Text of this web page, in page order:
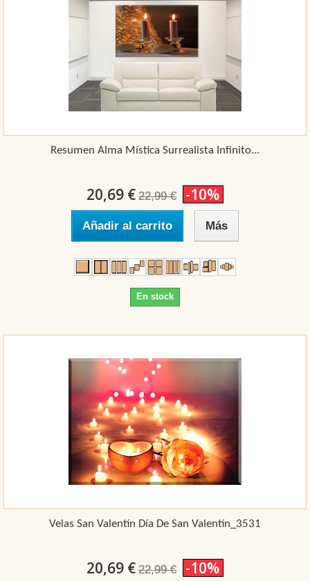
Resumen Alma Mística Surrealista Infinito...
20,69 € 22,99 € -10%
Añadir al carrito Más
En stock
Velas San Valentín Día De San Valentín_3531
20,69 € 22,99 € -10%